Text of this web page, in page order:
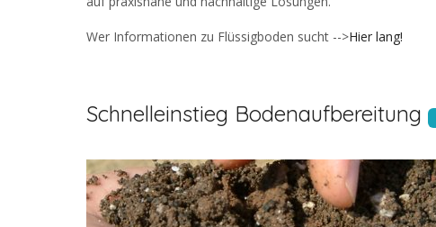
Wer Informationen zu Flüssigboden sucht -->Hier lang!
Schnelleinstieg Bodenaufbereitung